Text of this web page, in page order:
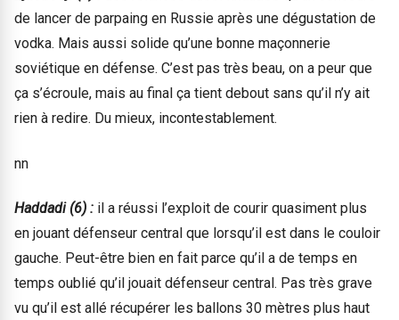
de lancer de parpaing en Russie après une dégustation de
vodka. Mais aussi solide qu’une bonne maçonnerie
soviétique en défense. C’est pas très beau, on a peur que
ça s’écroule, mais au final ça tient debout sans qu’il n’y ait
rien à redire. Du mieux, incontestablement.
nn
Haddadi (6) : il a réussi l’exploit de courir quasiment plus
en jouant défenseur central que lorsqu’il est dans le couloir
gauche. Peut-être bien en fait parce qu’il a de temps en
temps oublié qu’il jouait défenseur central. Pas très grave
vu qu’il est allé récupérer les ballons 30 mètres plus haut